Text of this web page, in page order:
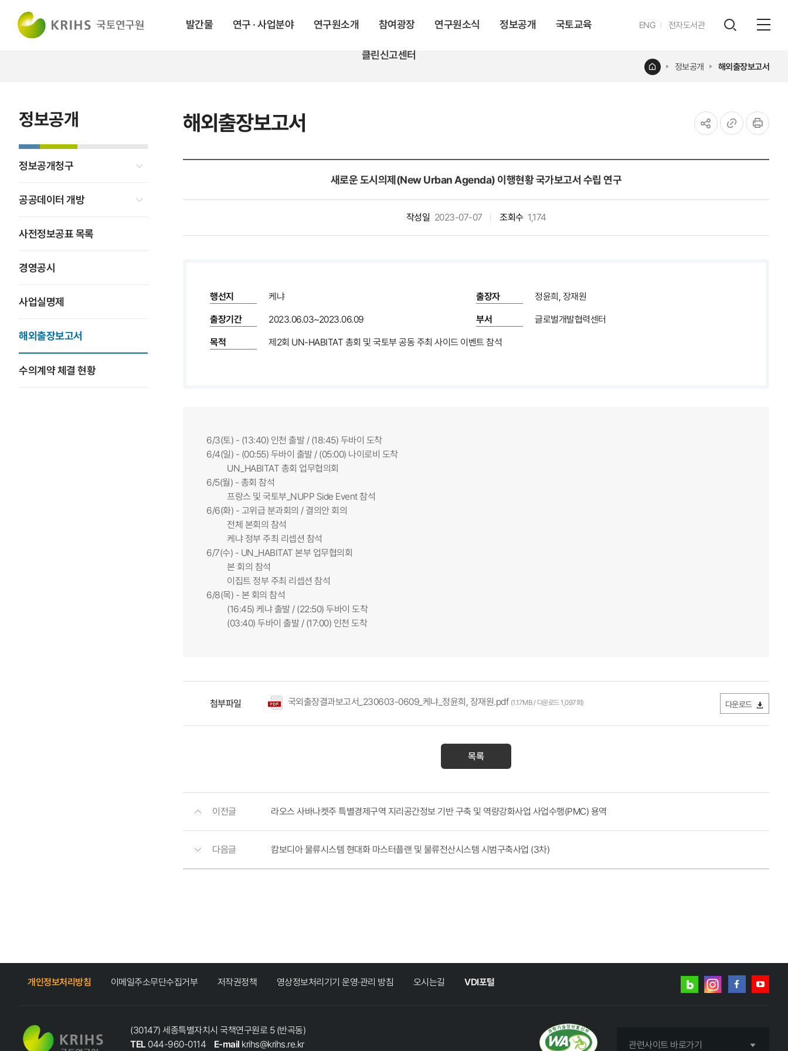
발간물 연구 · 사업분야 연구원소개 참여광장 연구원소식 정보공개 국토교육
클린신고센터
ENG영문전자도서관
레이어
해외출장보고서
홈 정보공개 해외출장보고서
정보공개
정보공개청구
공공데이터 개방
사전정보공표 목록
경영공시
사업실명제
해외출장보고서
수의계약 체결 현황
새로운 도시의제(New Urban Agenda) 이행현황 국가보고서 수립 연구
작성일 2023-07-07 조회수 1,174
행선지 케냐 출장자 정윤희, 장재원
출장기간 2023.06.03~2023.06.09 부서 글로벌개발협력센터
목적 제2회 UN-HABITAT 총회 및 국토부 공동 주최 사이드 이벤트 참석
6/3(토) - (13:40) 인천 출발 / (18:45) 두바이 도착
6/4(일) - (00:55) 두바이 출발 / (05:00) 나이로비 도착
UN_HABITAT 총회 업무협의회
6/5(월) - 총회 참석
프랑스 및 국토부_NUPP Side Event 참석
6/6(화) - 고위급 분과회의 / 결의안 회의
전체 본회의 참석
케냐 정부 주최 리셉션 참석
6/7(수) - UN_HABITAT 본부 업무협의회
본 회의 참석
이집트 정부 주최 리셉션 참석
6/8(목) - 본 회의 참석
(16:45) 케냐 출발 / (22:50) 두바이 도착
(03:40) 두바이 출발 / (17:00) 인천 도착
첨부파일 국외출장결과보고서_230603-0609_케냐_정윤희, 장재원.pdf (1.17MB / 다운로드 1,097회) 다운로드
목록
이전글 라오스 사바나켓주 특별경제구역 지리공간정보 기반 구축 및 역량강화사업 사업수행(PMC) 용역
다음글 캄보디아 물류시스템 현대화 마스터플랜 및 물류전산시스템 시범구축사업 (3차)
개인정보처리방침 이메일주소무단수집거부 저작권정책 영상정보처리기기 운영·관리 방침 오시는길 VDI포털
네이버
인스타그램
(30147) 세종특별자치시 국책연구원로 5 (반곡동)
TEL 044-960-0114 E-mail krihs@krihs.re.kr 관련사이트 바로가기